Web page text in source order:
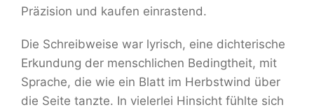
Präzision und kaufen einrastend.
Die Schreibweise war lyrisch, eine dichterische
Erkundung der menschlichen Bedingtheit, mit
Sprache, die wie ein Blatt im Herbstwind über
die Seite tanzte. In vielerlei Hinsicht fühlte sich